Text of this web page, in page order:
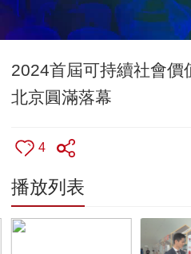
2024首屆可持續社會價
北京圓滿落幕
4
播放列表